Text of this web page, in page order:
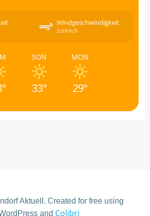
Windgeschwindigkeit
3.6Km/h
SON
33°
MON
29°
Aktuell. Created for free using
and Colibri